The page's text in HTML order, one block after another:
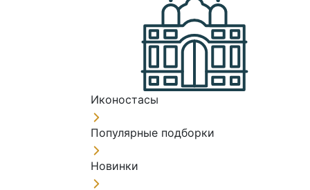
Иконостасы
Популярные подборки
Новинки